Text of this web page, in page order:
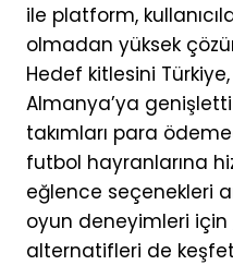
ile platform,
olmadan yüksek
Hedef kitlesini
Almanya’ya
takımları para
futbol hayranlarına
eğlence seçenekleri
oyun deneyimleri için
alternatifleri de